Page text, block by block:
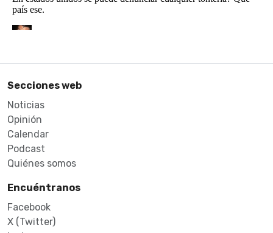
Secciones web
Noticias
Opinión
Calendar
Podcast
Quiénes somos
Encuéntranos
Facebook
X (Twitter)